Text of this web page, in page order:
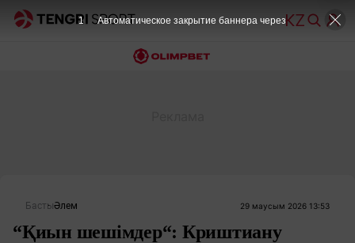
БастыӘлем 29 маусым 2026 13:53
“Қиын шешімдер“: Криштиану